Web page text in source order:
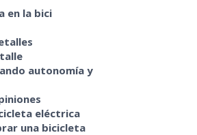
en la bici
autonomía y
eléctrica
una bicicleta